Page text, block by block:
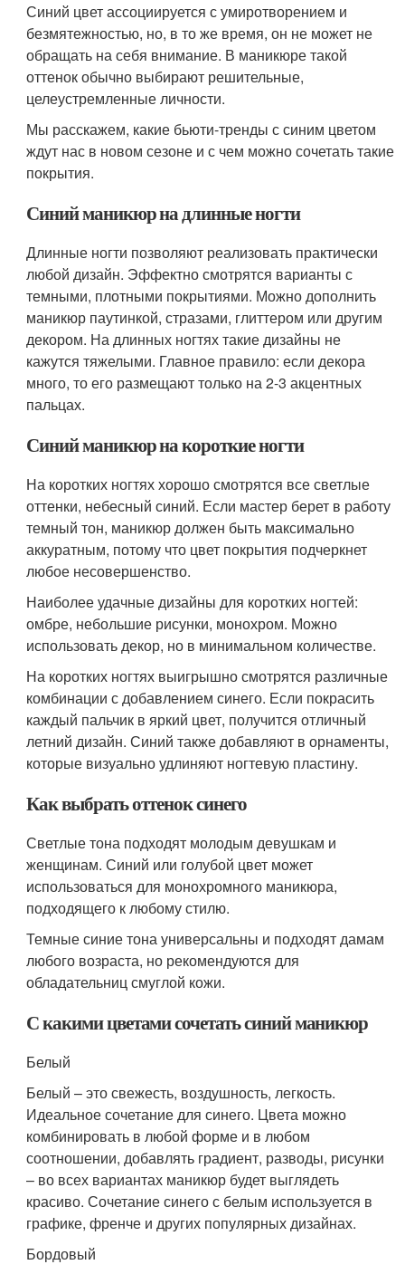
Синий цвет ассоциируется с умиротворением и
безмятежностью, но, в то же время, он не может не
обращать на себя внимание. В маникюре такой
оттенок обычно выбирают решительные,
целеустремленные личности.
Мы расскажем, какие бьюти-тренды с синим цветом
ждут нас в новом сезоне и с чем можно сочетать такие
покрытия.
Синий маникюр на длинные ногти
Длинные ногти позволяют реализовать практически
любой дизайн. Эффектно смотрятся варианты с
темными, плотными покрытиями. Можно дополнить
маникюр паутинкой, стразами, глиттером или другим
декором. На длинных ногтях такие дизайны не
кажутся тяжелыми. Главное правило: если декора
много, то его размещают только на 2-3 акцентных
пальцах.
Синий маникюр на короткие ногти
На коротких ногтях хорошо смотрятся все светлые
оттенки, небесный синий. Если мастер берет в работу
темный тон, маникюр должен быть максимально
аккуратным, потому что цвет покрытия подчеркнет
любое несовершенство.
Наиболее удачные дизайны для коротких ногтей:
омбре, небольшие рисунки, монохром. Можно
использовать декор, но в минимальном количестве.
На коротких ногтях выигрышно смотрятся различные
комбинации с добавлением синего. Если покрасить
каждый пальчик в яркий цвет, получится отличный
летний дизайн. Синий также добавляют в орнаменты,
которые визуально удлиняют ногтевую пластину.
Как выбрать оттенок синего
Светлые тона подходят молодым девушкам и
женщинам. Синий или голубой цвет может
использоваться для монохромного маникюра,
подходящего к любому стилю.
Темные синие тона универсальны и подходят дамам
любого возраста, но рекомендуются для
обладательниц смуглой кожи.
С какими цветами сочетать синий маникюр
Белый
Белый – это свежесть, воздушность, легкость.
Идеальное сочетание для синего. Цвета можно
комбинировать в любой форме и в любом
соотношении, добавлять градиент, разводы, рисунки
– во всех вариантах маникюр будет выглядеть
красиво. Сочетание синего с белым используется в
графике, френче и других популярных дизайнах.
Бордовый